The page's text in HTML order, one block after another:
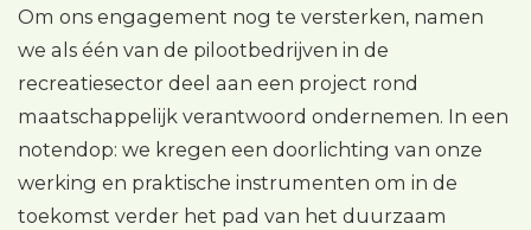
Om ons engagement nog te versterken, namen
we als één van de pilootbedrijven in de
recreatiesector deel aan een project rond
maatschappelijk verantwoord ondernemen. In een
notendop: we kregen een doorlichting van onze
werking en praktische instrumenten om in de
toekomst verder het pad van het duurzaam